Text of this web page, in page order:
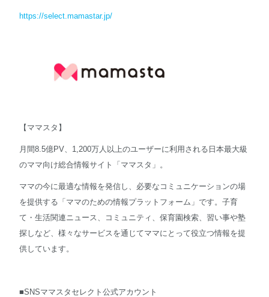
https://select.mamastar.jp/
【ママスタ】
月間8.5億PV、1,200万人以上のユーザーに利用される日本最大級
のママ向け総合情報サイト「ママスタ」。
ママの今に最適な情報を発信し、必要なコミュニケーションの場
を提供する「ママのための情報プラットフォーム」です。子育
て・生活関連ニュース、コミュニティ、保育園検索、習い事や塾
探しなど、様々なサービスを通じてママにとって役立つ情報を提
供しています。
■SNSママスタセレクト公式アカウント